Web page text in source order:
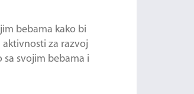
bebama kako bi
za razvoj
svojim bebama i